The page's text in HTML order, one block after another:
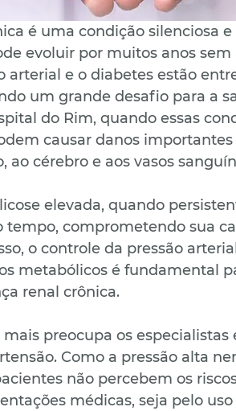
é uma condição silenciosa
evoluir por muitos anos
arterial e o diabetes estão
um grande desafio para a
do Rim, quando essas
causar danos importantes
ao cérebro e aos vasos
elevada, quando
tempo, comprometendo sua
o controle da pressão
metabólicos é fundamental
renal crônica.
preocupa os especialistas
Como a pressão alta
não percebem os
médicas, seja pelo